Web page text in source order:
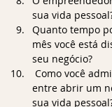
sua vida
Quanto tempo
mês você está
seu negócio?
entre abrir um
sua vida